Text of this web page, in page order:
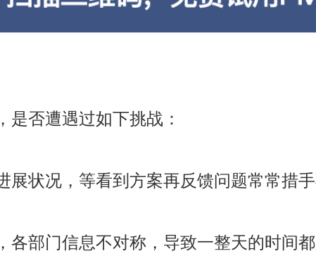
是否遭遇过如下挑战：
展状况，等看到方案再反馈问题常常措手
各部门信息不对称，导致一整天的时间都